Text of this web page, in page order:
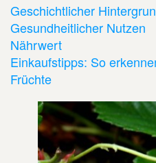
Geschichtlicher
Gesundheitlicher Nutzen
Nährwert
Einkaufstipps: So
Früchte